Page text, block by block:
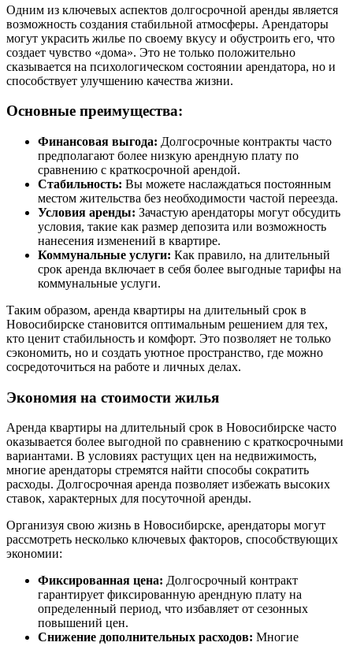
Одним из ключевых аспектов долгосрочной аренды является
возможность создания стабильной атмосферы. Арендаторы
могут украсить жилье по своему вкусу и обустроить его, что
создает чувство «дома». Это не только положительно
сказывается на психологическом состоянии арендатора, но и
способствует улучшению качества жизни.
Основные преимущества:
Финансовая выгода: Долгосрочные контракты часто
предполагают более низкую арендную плату по
сравнению с краткосрочной арендой.
Стабильность: Вы можете наслаждаться постоянным
местом жительства без необходимости частой переезда.
Условия аренды: Зачастую арендаторы могут обсудить
условия, такие как размер депозита или возможность
нанесения изменений в квартире.
Коммунальные услуги: Как правило, на длительный
срок аренда включает в себя более выгодные тарифы на
коммунальные услуги.
Таким образом, аренда квартиры на длительный срок в
Новосибирске становится оптимальным решением для тех,
кто ценит стабильность и комфорт. Это позволяет не только
сэкономить, но и создать уютное пространство, где можно
сосредоточиться на работе и личных делах.
Экономия на стоимости жилья
Аренда квартиры на длительный срок в Новосибирске часто
оказывается более выгодной по сравнению с краткосрочными
вариантами. В условиях растущих цен на недвижимость,
многие арендаторы стремятся найти способы сократить
расходы. Долгосрочная аренда позволяет избежать высоких
ставок, характерных для посуточной аренды.
Организуя свою жизнь в Новосибирске, арендаторы могут
рассмотреть несколько ключевых факторов, способствующих
экономии:
Фиксированная цена: Долгосрочный контракт
гарантирует фиксированную арендную плату на
определенный период, что избавляет от сезонных
повышений цен.
Снижение дополнительных расходов: Многие